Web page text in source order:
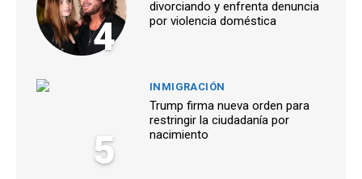
4
divorciando y enfrenta denuncia
por violencia doméstica
5
INMIGRACIÓN
Trump firma nueva orden para
restringir la ciudadanía por
nacimiento